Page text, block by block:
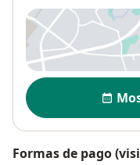
Disponibilidad
Formas de pago